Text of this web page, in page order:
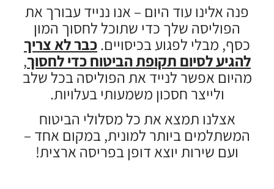
פנה אלינו עוד היום – אנו ננייד עבורך את
הפוליסה שלך כדי שתוכל לחסוך המון
כסף, מבלי לפגוע בכיסויים.כבר לא צריך
להגיע לסיום תקופת הביטוח כדי לחסוך,
מהיום אפשר לנייד את הפוליסה בכל שלב
ולייצר חסכון משמעותי בעלויות.
אצלנו תמצא את כל מסלולי הביטוח
המשתלמים ביותר למונית, במקום אחד –
ועם שירות יוצא דופן בפריסה ארצית!